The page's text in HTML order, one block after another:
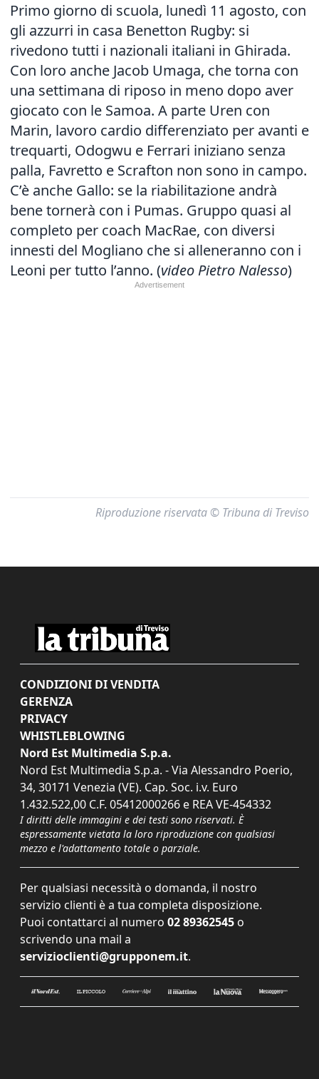
Primo giorno di scuola, lunedì 11 agosto, con
gli azzurri in casa Benetton Rugby: si
rivedono tutti i nazionali italiani in Ghirada.
Con loro anche Jacob Umaga, che torna con
una settimana di riposo in meno dopo aver
giocato con le Samoa. A parte Uren con
Marin, lavoro cardio differenziato per avanti e
trequarti, Odogwu e Ferrari iniziano senza
palla, Favretto e Scrafton non sono in campo.
C’è anche Gallo: se la riabilitazione andrà
bene tornerà con i Pumas. Gruppo quasi al
completo per coach MacRae, con diversi
innesti del Mogliano che si alleneranno con i
Leoni per tutto l’anno. (video Pietro Nalesso)
Riproduzione riservata © Tribuna di Treviso
CONDIZIONI DI VENDITA
GERENZA
PRIVACY
WHISTLEBLOWING
Nord Est Multimedia S.p.a.
Nord Est Multimedia S.p.a. - Via Alessandro Poerio,
34, 30171 Venezia (VE). Cap. Soc. i.v. Euro
1.432.522,00 C.F. 05412000266 e REA VE-454332
I diritti delle immagini e dei testi sono riservati. È
espressamente vietata la loro riproduzione con qualsiasi
mezzo e l'adattamento totale o parziale.
Per qualsiasi necessità o domanda, il nostro
servizio clienti è a tua completa disposizione.
Puoi contattarci al numero 02 89362545 o
scrivendo una mail a
servizioclienti@grupponem.it.